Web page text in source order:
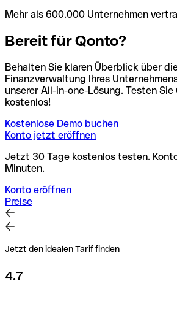
Mehr als 600.000 Unternehmen
Bereit für Qonto?
Behalten Sie klaren Überblick über
Finanzverwaltung Ihres
unserer All-in-one-Lösung. Testen
kostenlos!
Kostenlose Demo buchen
Konto jetzt eröffnen
Jetzt 30 Tage kostenlos testen.
Minuten.
Konto eröffnen
Preise
Jetzt den idealen Tarif finden
4.7